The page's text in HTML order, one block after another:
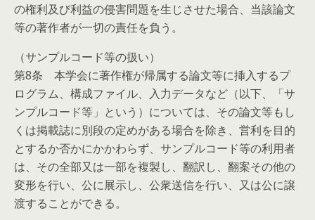
の権利及び利益の侵害問題を生じさせた場合、当該論文
等の著作者が一切の責任を負う。
（サンプルコード等の扱い）
第8条 本学会に著作権が帰属する論文等に挿入するプ
ログラム、構成ファイル、入力データなど（以下、「サ
ンプルコード等」という）については、その論文等もし
くは掲載誌に別段の定めがある場合を除き、営利を目的
とするか否かにかかわらず、サンプルコード等の利用者
は、その全部又は一部を複製し、翻訳し、翻案その他の
変形を行い、公に展示し、公衆送信を行い、又は公に譲
渡することができる。